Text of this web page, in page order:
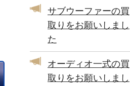
サブウーファーの買
取りをお願いしまし
た
オーディオ一式の買
取りをお願いしまし